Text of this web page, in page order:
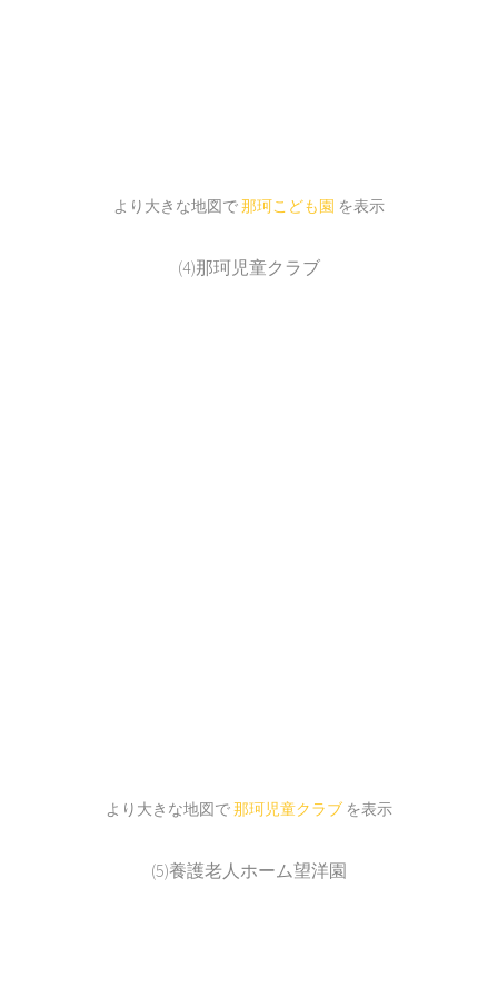
より大きな地図で那珂こども園 を表示
(4)那珂児童クラブ
より大きな地図で那珂児童クラブ を表示
(5)養護老人ホーム望洋園